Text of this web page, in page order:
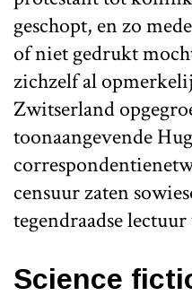
geschopt, en zo
of niet gedrukt
zichzelf al
Zwitserland
toonaangevende
censuur zaten
tegendraadse
Science